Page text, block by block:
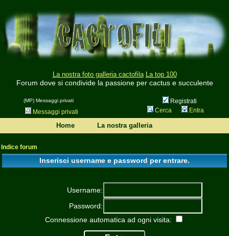
La nostra foto galleria cactofila La top 100
Forum dove si condivide la passione per cactus e succulente
(MP) Messaggi privati
Registrati
Messaggi privati
Cerca Entra
Home La nostra galleria
Indice forum
Inserisci username e password per entrare.
Username:
Password:
Connessione automatica ad ogni visita: